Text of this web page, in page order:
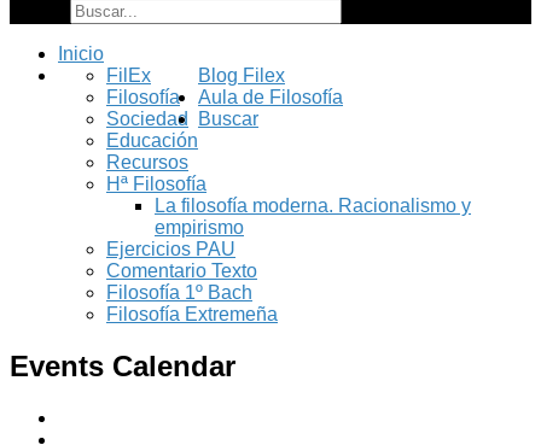
Inicio
Blog Filex
FilEx
Filosofía
Sociedad
Educación
Recursos
Aula de Filosofía
Hª Filosofía
La filosofía moderna. Racionalismo y
empirismo
Ejercicios PAU
Comentario Texto
Filosofía 1º Bach
Filosofía Extremeña
Buscar
Events Calendar